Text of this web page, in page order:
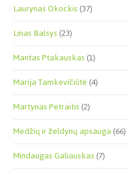
Laurynas Okockis(37)
Linas Balsys(23)
Mantas Ptakauskas(1)
Marija Tamkevičiūtė(4)
Martynas Petraitis(2)
Medžių ir želdynų apsauga(66)
Mindaugas Galiauskas(7)